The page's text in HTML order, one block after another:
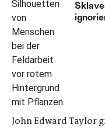
John Edward Taylor